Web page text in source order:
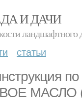
И ДАЧИ
ландшафтного
статьи
МАСЛО